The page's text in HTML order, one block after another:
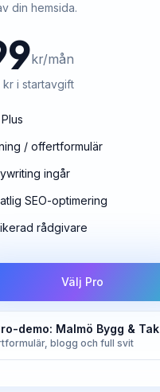
din hemsida.
kr/mån
i startavgift
/ offertformulär
ingår
SEO-optimering
rådgivare
Välj Pro
demo: Malmö Bygg & Tak
blogg och full svit